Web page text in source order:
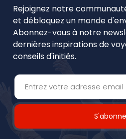
Rejoignez notre
et débloquez un monde
Abonnez-vous à notre
dernières inspirations de
conseils d'initiés.